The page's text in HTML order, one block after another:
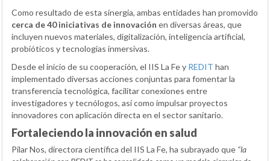
Como resultado de esta sinergia, ambas entidades han promovido
cerca de 40 iniciativas de innovación en diversas áreas, que
incluyen nuevos materiales, digitalización, inteligencia artificial,
probióticos y tecnologías inmersivas.
Desde el inicio de su cooperación, el IIS La Fe y REDIT han
implementado diversas acciones conjuntas para fomentar la
transferencia tecnológica, facilitar conexiones entre
investigadores y tecnólogos, así como impulsar proyectos
innovadores con aplicación directa en el sector sanitario.
Fortaleciendo la innovación en salud
Pilar Nos, directora científica del IIS La Fe, ha subrayado que “la